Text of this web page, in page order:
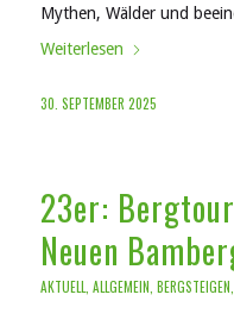
Mythen, Wälder und
Weiterlesen
30. SEPTEMBER 2025
23er:
Neuen
AKTUELL, ALLGEMEIN, BERGSTEIGEN,